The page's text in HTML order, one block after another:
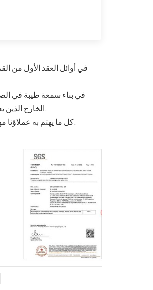
الخارج الذين يعملون كمستوردين وموزعين وتجار جملة وتجار تجزئة ومتاجر حفلات ومطاعم وفنادق وما إلى ذلك.
كل ما يهتم به عملاؤنا مهم، ولهذا السبب يلتزم عملاؤنا بنا من خلال الطلبات المتكررة وتطوير منتجات جديدة معنا باستمرار.